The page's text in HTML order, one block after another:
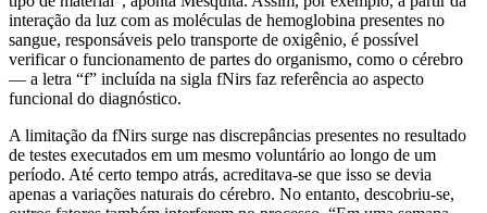
interação da luz com as moléculas de hemoglobina presentes no
sangue, responsáveis pelo transporte de oxigênio, é possível
verificar o funcionamento de partes do organismo, como o cérebro
— a letra “f” incluída na sigla fNirs faz referência ao aspecto
funcional do diagnóstico.
A limitação da fNirs surge nas discrepâncias presentes no resultado
de testes executados em um mesmo voluntário ao longo de um
período. Até certo tempo atrás, acreditava-se que isso se devia
apenas a variações naturais do cérebro. No entanto, descobriu-se,